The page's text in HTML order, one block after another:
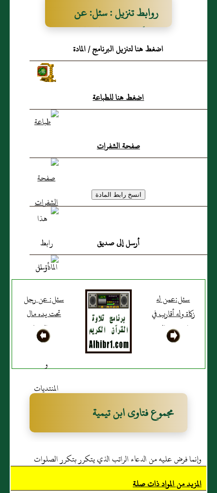
روابط تنزيل : سئل: عن
المسكين يحتاج إلى الزكاة من
الزرع فهل إعطاؤه يسقط
اضغط هنا لتنزيل البرنامج / المادة
اضغط هنا للطباعة
صفحة الشفرات
أرسل إلى صديق
سئل:عمن له
زكاة وله أقارب في
بلد تقصر إليه
الصلاة؟
سئل: عن رجل
تحت يده مال
فوق النصاب
فأخرج منه شيئا
مجموع فتاوى ابن تيمية
وإنما فرض عليه من الدعاء الراتب الذي يتكرر بتكرر الصلوات
المزيد من المواد ذات صلة